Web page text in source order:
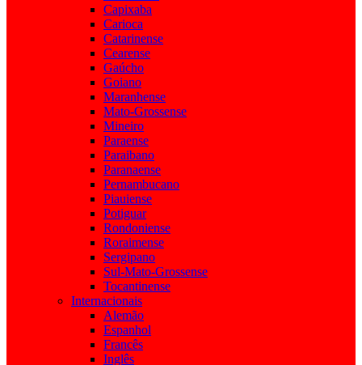
Capixaba
Carioca
Catarinense
Cearense
Gaúcho
Goiano
Maranhense
Mato-Grossense
Mineiro
Paraense
Paraibano
Paranaense
Pernambucano
Piauiense
Potiguar
Rondoniense
Roraimense
Sergipano
Sul-Mato-Grossense
Tocantinense
Internacionais
Alemão
Espanhol
Francês
Inglês